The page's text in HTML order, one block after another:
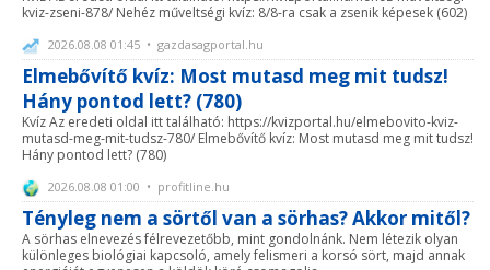
kviz-zseni-878/ Nehéz műveltségi kvíz: 8/8-ra csak a zsenik képesek (602)
2026.08.08 01:45 • gazdasagportal.hu
Elmebővítő kvíz: Most mutasd meg mit tudsz!
Hány pontod lett? (780)
Kvíz Az eredeti oldal itt található: https://kvizportal.hu/elmebovito-kviz-
mutasd-meg-mit-tudsz-780/ Elmebővítő kvíz: Most mutasd meg mit tudsz!
Hány pontod lett? (780)
2026.08.08 01:00 • profitline.hu
Tényleg nem a sörtől van a sörhas? Akkor mitől?
A sörhas elnevezés félrevezetőbb, mint gondolnánk. Nem létezik olyan
különleges biológiai kapcsoló, amely felismeri a korsó sört, majd annak